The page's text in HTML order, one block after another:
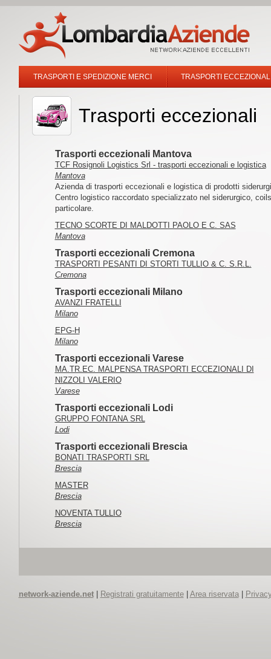
TRASPORTI E SPEDIZIONE MERCI TRASPORTI
Trasporti eccezionali
Trasporti eccezionali Mantova
TCF Rosignoli Logistics Srl - trasporti eccezionali e logistica
Mantova
Azienda di trasporti eccezionali e logistica di prodotti
Centro logistico raccordato specializzato nel siderurgico,
particolare.
TECNO SCORTE DI MALDOTTI PAOLO E C. SAS
Mantova
Trasporti eccezionali Cremona
TRASPORTI PESANTI DI STORTI TULLIO & C. S.R.L.
Cremona
Trasporti eccezionali Milano
AVANZI FRATELLI
Milano
EPG-H
Milano
Trasporti eccezionali Varese
MA.TR.EC. MALPENSA TRASPORTI ECCEZIONALI DI
NIZZOLI VALERIO
Varese
Trasporti eccezionali Lodi
GRUPPO FONTANA SRL
Lodi
Trasporti eccezionali Brescia
BONATI TRASPORTI SRL
Brescia
MASTER
Brescia
NOVENTA TULLIO
Brescia
network-aziende.net| Registrati gratuitamente| Area riservata|